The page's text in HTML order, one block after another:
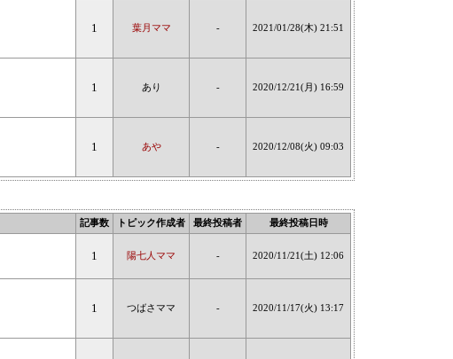
1 葉月ママ - 2021/01/28(木) 21:51
1 あり - 2020/12/21(月) 16:59
1 あや - 2020/12/08(火) 09:03
記事数 トピック作成者 最終投稿者 最終投稿日時
1 陽七人ママ - 2020/11/21(土) 12:06
1 つばさママ - 2020/11/17(火) 13:17